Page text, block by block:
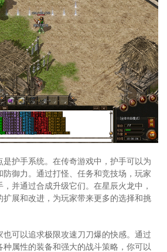
是护手系统。在传奇游戏中，护手可以为
御力。通过打怪、任务和竞技场，玩家
并通过合成升级它们。在星辰火龙中，
展和改进，为玩家带来更多的选择和挑
也可以追求极限攻速刀刀爆的快感。通过
属性的装备和强大的战斗策略，你可以